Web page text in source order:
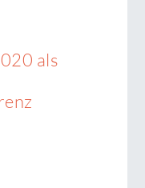
als